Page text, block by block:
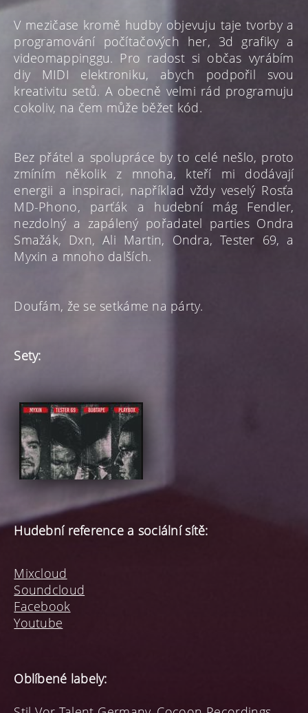
V mezičase kromě hudby objevuju taje tvorby a
programování počítačových her, 3d grafiky a
videomappinggu. Pro radost si občas vyrábím
diy MIDI elektroniku, abych podpořil svou
kreativitu setů. A obecně velmi rád programuju
cokoliv, na čem může běžet kód.
Bez přátel a spolupráce by to celé nešlo, proto
zmíním několik z mnoha, kteří mi dodávají
energii a inspiraci, například vždy veselý Rosťa
MD-Phono, parťák a hudební mág Fendler,
nezdolný a zapálený pořadatel parties Ondra
Smažák, Dxn, Ali Martin, Ondra, Tester 69, a
Myxin a mnoho dalších.
Doufám, že se setkáme na párty.
Sety:
Hudební reference a sociální sítě:
Mixcloud
Soundcloud
Facebook
Youtube
Oblíbené labely: